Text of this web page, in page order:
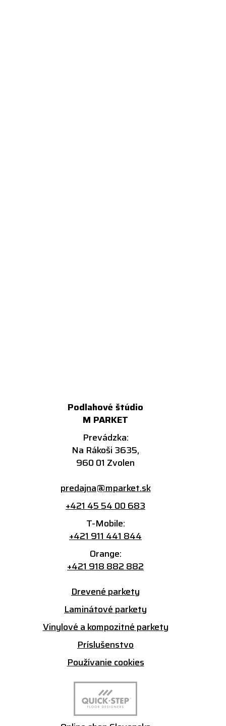
Podlahové štúdio
M PARKET
Prevádzka:
Na Rákoši 3635,
960 01 Zvolen
predajna@mparket.sk
+421 45 54 00 683
T-Mobile:
+421 911 441 844
Orange:
+421 918 882 882
Drevené parkety
Laminátové parkety
Vinylové a kompozitné parkety
Príslušenstvo
Používanie cookies